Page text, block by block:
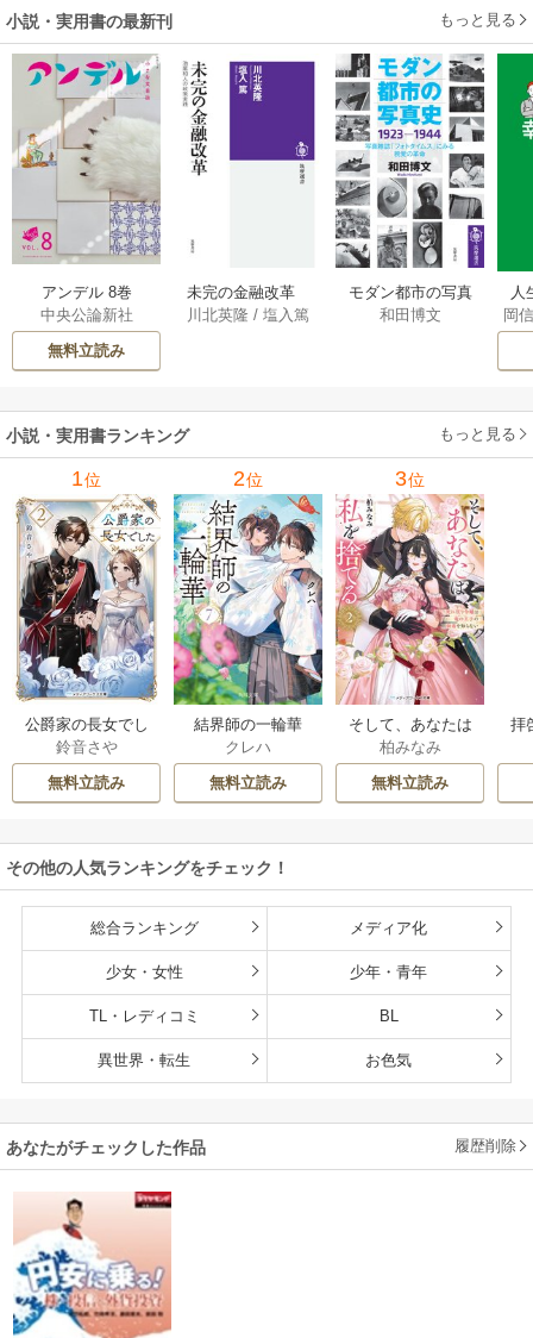
小説・実用書の最新刊 もっと見る
アンデル 8巻
中央公論新社
無料立読み
未完の金融改革
――池尾和人の政
川北英隆 /塩入篤
モダン都市の写真
史 1923－1944
和田博文
人
教
岡
小説・実用書ランキング もっと見る
1位
公爵家の長女でし
た
鈴音さや
無料立読み
2位
結界師の一輪華
クレハ
無料立読み
3位
そして、あなたは
私を捨てる
柏みなみ
無料立読み
拝
その他の人気ランキングをチェック！
総合ランキング メディア化
少女・女性 少年・青年
TL・レディコミ BL
異世界・転生 お色気
あなたがチェックした作品 履歴削除